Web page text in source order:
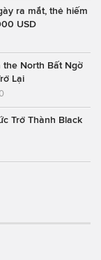
ra mắt, thẻ hiếm
USD
the North Bất Ngờ
Lại
Trở Thành Black